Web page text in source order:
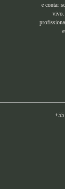
e contar
vivo.
+55